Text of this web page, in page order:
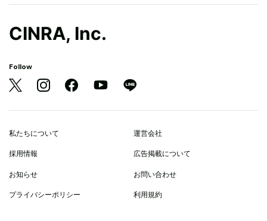
CINRA, Inc.
Follow
私たちについて 運営会社
採用情報 広告掲載について
お知らせ お問い合わせ
プライバシーポリシー 利用規約